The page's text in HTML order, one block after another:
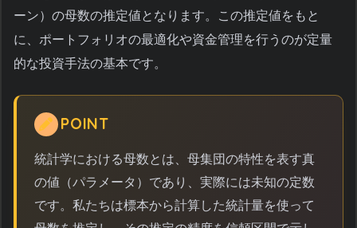
ーン）の母数の推定値となります。この推定値をもと
に、ポートフォリオの最適化や資金管理を行うのが定量
的な投資手法の基本です。
POINT
統計学における母数とは、母集団の特性を表す真
の値（パラメータ）であり、実際には未知の定数
です。私たちは標本から計算した統計量を使って